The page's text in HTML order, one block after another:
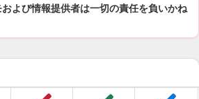
よび情報提供者は一切の責任を負いかね